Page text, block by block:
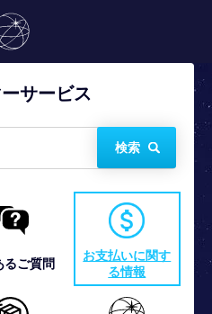
サービス
検索
るご質問
お支払いに関す
る情報